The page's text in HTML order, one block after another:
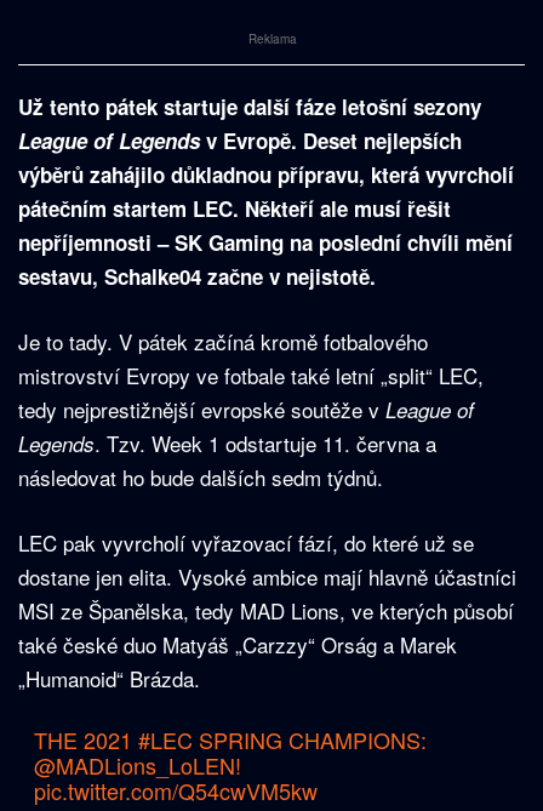
Reklama
Už tento pátek startuje další fáze letošní sezony
League of Legendsv Evropě. Deset nejlepších
výběrů zahájilo důkladnou přípravu, která vyvrcholí
pátečním startem LEC. Někteří ale musí řešit
nepříjemnosti – SK Gaming na poslední chvíli mění
sestavu, Schalke04 začne v nejistotě.
Je to tady. V pátek začíná kromě fotbalového
mistrovství Evropy ve fotbale také letní „split“ LEC,
tedy nejprestižnější evropské soutěže v League of
Legends. Tzv. Week 1 odstartuje 11. června a
následovat ho bude dalších sedm týdnů.
LEC pak vyvrcholí vyřazovací fází, do které už se
dostane jen elita. Vysoké ambice mají hlavně účastníci
MSI ze Španělska, tedy MAD Lions, ve kterých působí
také české duo Matyáš „Carzzy“ Orság a Marek
„Humanoid“ Brázda.
THE 2021 #LEC SPRING CHAMPIONS:
@MADLions_LoLEN!
pic.twitter.com/Q54cwVM5kw